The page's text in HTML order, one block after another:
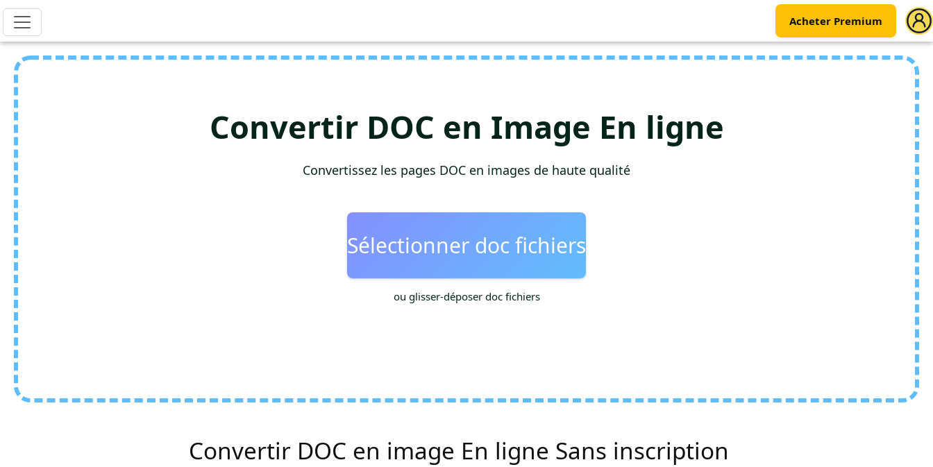
Acheter Premium
Convertir DOC en Image En ligne
Convertissez les pages DOC en images de haute qualité
Sélectionner doc fichiers
ou glisser-déposer doc fichiers
Convertir DOC en image En ligne Sans inscription